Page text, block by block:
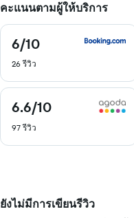
คะแนนตามผู้ให้บริการ
6/10
6
จาก
10
26 รีวิว
6.6/10
6.6
10
97 รีวิว
ยังไม่มีการเขียนรีวิว